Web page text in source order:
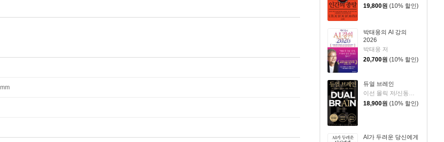
19,800원 (10% 할인)
박태웅의 AI 강의
2026
박태웅 저
20,700원 (10% 할인)
듀얼 브레인
18,900원 (10% 할인)
AI가 두려운 당신에게